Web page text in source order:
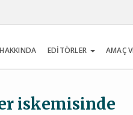
EDİTÖRLER AMAÇ
iskemisinde